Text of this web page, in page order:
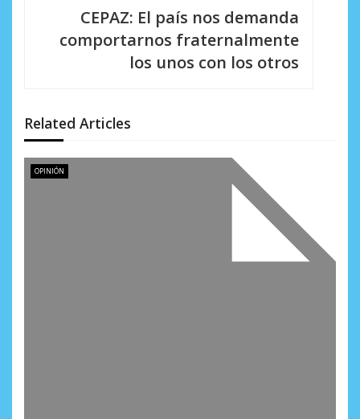
n
d
e
CEPAZ: El país nos demanda
comportarnos fraternalmente
los unos con los otros
Related Articles
OPINIÓN